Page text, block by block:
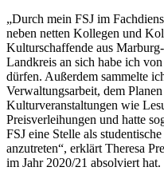
„Durch mein FSJ im
neben netten Kollegen und
Kulturschaffende aus
Landkreis an sich habe ich
dürfen. Außerdem sammelte
Verwaltungsarbeit, dem
Kulturveranstaltungen wie
Preisverleihungen und hatte
FSJ eine Stelle als
anzutreten“, erklärt Theresa
im Jahr 2020/21 absolviert hat.